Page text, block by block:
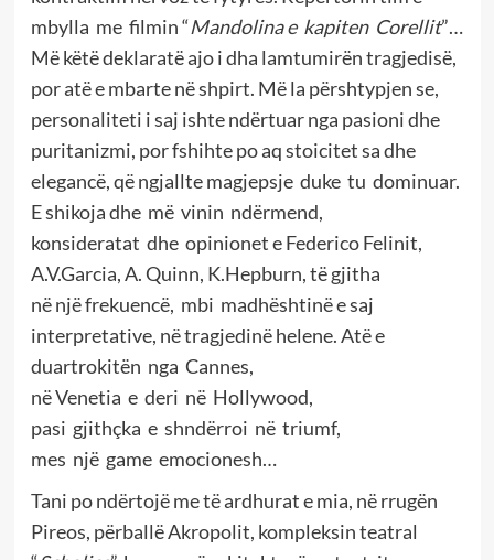
mbylla me filmin “Mandolina e kapiten Corellit”…
Më këtë deklaratë ajo i dha lamtumirën tragjedisë,
por atë e mbarte në shpirt. Më la përshtypjen se,
personaliteti i saj ishte ndërtuar nga pasioni dhe
puritanizmi, por fshihte po aq stoicitet sa dhe
elegancë, që ngjallte magjepsje duke tu dominuar.
E shikoja dhe më vinin ndërmend,
konsideratat dhe opinionet e Federico Felinit,
A.V.Garcia, A. Quinn, K.Hepburn, të gjitha
në një frekuencë, mbi madhështinë e saj
interpretative, në tragjedinë helene. Atë e
duartrokitën nga Cannes,
në Venetia e deri në Hollywood,
pasi gjithçka e shndërroi në triumf,
mes një game emocionesh…
Tani po ndërtojë me të ardhurat e mia, në rrugën
Pireos, përballë Akropolit, kompleksin teatral